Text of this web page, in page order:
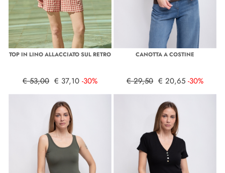
TOP IN LINO ALLACCIATO SUL RETRO
€ 53,00 € 37,10 -30%
CANOTTA A COSTINE
€ 29,50 € 20,65 -30%